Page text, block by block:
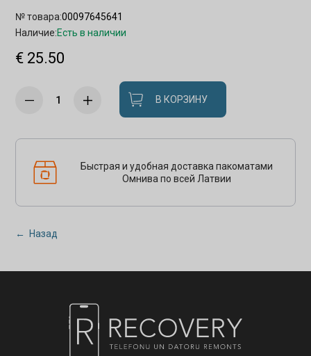
№ товара:00097645641
Наличие:Есть в наличии
€ 25.50
В КОРЗИНУ
Быстрая и удобная доставка пакоматами
Омнива по всей Латвии
← Назад